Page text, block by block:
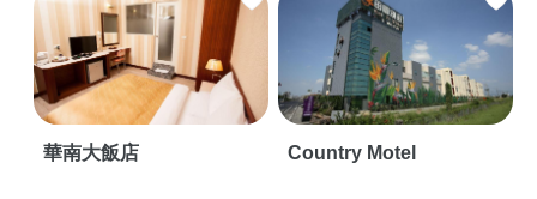
華南大飯店 Country Motel